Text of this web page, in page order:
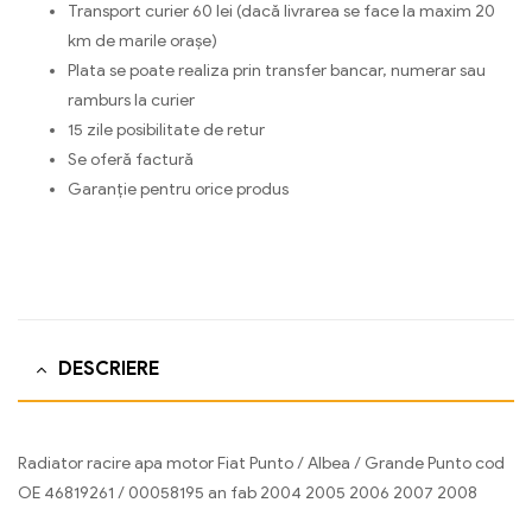
Transport curier 60 lei (dacă livrarea se face la maxim 20
km de marile orașe)
Plata se poate realiza prin transfer bancar, numerar sau
ramburs la curier
15 zile posibilitate de retur
Se oferă factură
Garanție pentru orice produs
DESCRIERE
Radiator racire apa motor Fiat Punto / Albea / Grande Punto cod
OE 46819261 / 00058195 an fab 2004 2005 2006 2007 2008